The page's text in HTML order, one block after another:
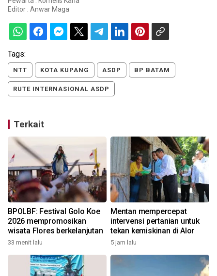
Editor : Anwar Maga
Tags:
NTT KOTA KUPANG ASDP BP BATAM
RUTE INTERNASIONAL ASDP
Terkait
BPOLBF: Festival Golo Koe
2026 mempromosikan
wisata Flores berkelanjutan
33 menit lalu
Mentan mempercepat
intervensi pertanian untuk
tekan kemiskinan di Alor
5 jam lalu